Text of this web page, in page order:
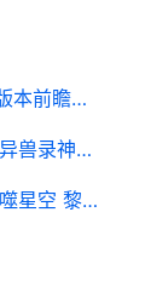
原神3.5版本前瞻兑换码同享 原神35版本前瞻四星角色
山海经神兽录异兽强度排名榜 山海经异兽录神兽区手游官网
吞噬星空黎明手机游戏能赚多少钱 吞噬星空 黎明